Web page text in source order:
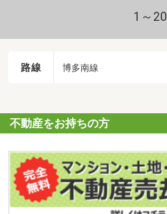
1～20
路線 博多南線
不動産をお持ちの方